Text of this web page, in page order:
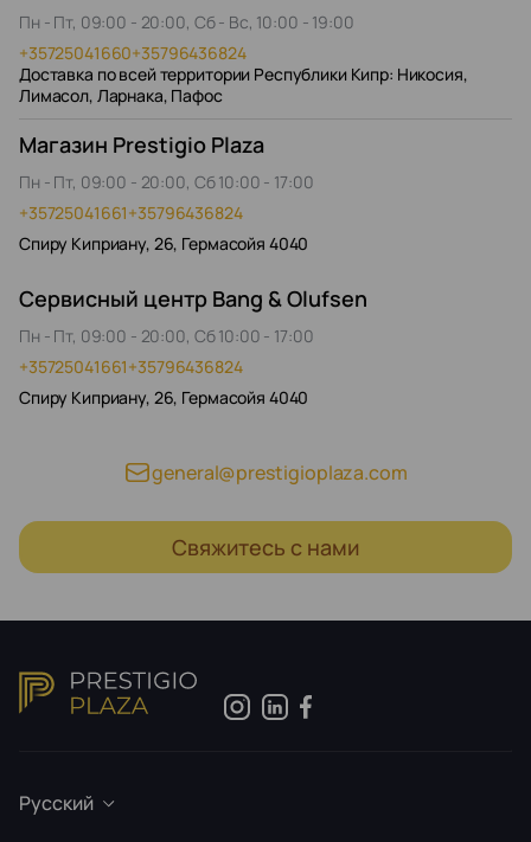
Пн - Пт, 09:00 - 20:00, Сб - Вс, 10:00 - 19:00
+35725041660+35796436824
Доставка по всей территории Республики Кипр: Никосия,
Лимасол, Ларнака, Пафос
Магазин Prestigio Plaza
Пн - Пт, 09:00 - 20:00, Сб 10:00 - 17:00
+35725041661+35796436824
Спиру Киприану, 26, Гермасойя 4040
Сервисный центр Bang & Olufsen
Пн - Пт, 09:00 - 20:00, Сб 10:00 - 17:00
+35725041661+35796436824
Спиру Киприану, 26, Гермасойя 4040
general@prestigioplaza.com
Свяжитесь с нами
Русский